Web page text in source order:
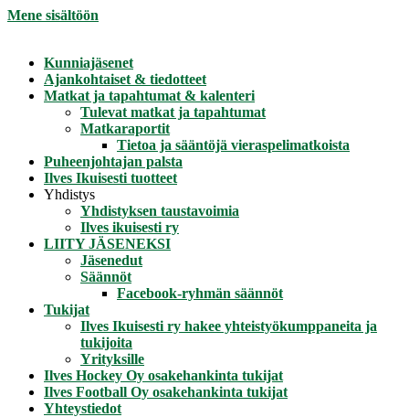
Mene sisältöön
Kunniajäsenet
Ajankohtaiset & tiedotteet
Matkat ja tapahtumat & kalenteri
Tulevat matkat ja tapahtumat
Matkaraportit
Tietoa ja sääntöjä vieraspelimatkoista
Puheenjohtajan palsta
Ilves Ikuisesti tuotteet
Yhdistys
Yhdistyksen taustavoimia
Ilves ikuisesti ry
LIITY JÄSENEKSI
Jäsenedut
Säännöt
Facebook-ryhmän säännöt
Tukijat
Ilves Ikuisesti ry hakee yhteistyökumppaneita ja
tukijoita
Yrityksille
Ilves Hockey Oy osakehankinta tukijat
Ilves Football Oy osakehankinta tukijat
Yhteystiedot